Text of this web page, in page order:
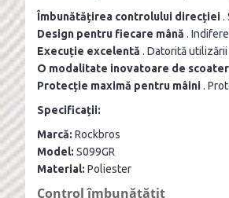
Îmbunătățirea controlului direcției.
Design pentru fiecare mână .
Execuție excelentă . Datorită
O modalitate inovatoare de
Protecție maximă pentru mâini.
Specificații:
Marcă: Rockbros
Model: S099GR
Material: Poliester
Control îmbunătățit